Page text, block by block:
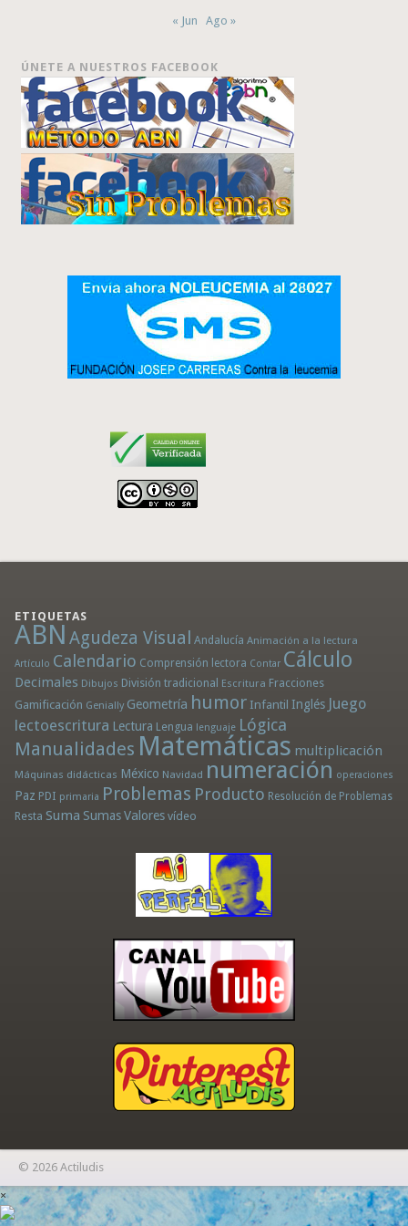
« Jun Ago »
ÚNETE A NUESTROS FACEBOOK
ETIQUETAS
ABN Agudeza Visual Andalucía Animación a la lectura
Artículo Calendario Comprensión lectora Contar Cálculo
Decimales Dibujos División tradicional Escritura Fracciones
Gamificación Genially Geometría humor Infantil Inglés Juego
lectoescritura Lectura Lengua lenguaje Lógica
Manualidades Matemáticas multiplicación
Máquinas didácticas México Navidad numeración operaciones
Paz PDI primaria Problemas Producto Resolución de Problemas
Resta Suma Sumas Valores vídeo
© 2026 Actiludis
×